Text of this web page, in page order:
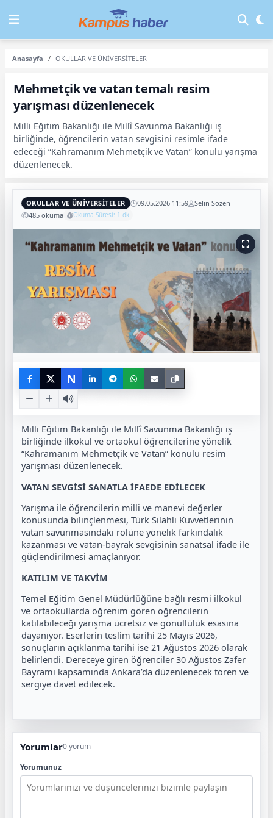
Anasayfa OKULLAR VE ÜNİVERSİTELER
Mehmetçik ve vatan temalı resim
yarışması düzenlenecek
Milli Eğitim Bakanlığı ile Millî Savunma Bakanlığı iş
birliğinde, öğrencilerin vatan sevgisini resimle ifade
edeceği “Kahramanım Mehmetçik ve Vatan” konulu yarışma
düzenlenecek.
OKULLAR VE ÜNİVERSİTELER 09.05.2026 11:59
Selin Sözen
485 okuma
Okuma Süresi: 1 dk
N
Milli Eğitim Bakanlığı ile Millî Savunma Bakanlığı iş
birliğinde ilkokul ve ortaokul öğrencilerine yönelik
“Kahramanım Mehmetçik ve Vatan” konulu resim
yarışması düzenlenecek.
VATAN SEVGİSİ SANATLA İFAEDE EDİLECEK
Yarışma ile öğrencilerin milli ve manevi değerler
konusunda bilinçlenmesi, Türk Silahlı Kuvvetlerinin
vatan savunmasındaki rolüne yönelik farkındalık
kazanması ve vatan-bayrak sevgisinin sanatsal ifade ile
güçlendirilmesi amaçlanıyor.
KATILIM VE TAKVİM
Temel Eğitim Genel Müdürlüğüne bağlı resmi ilkokul
ve ortaokullarda öğrenim gören öğrencilerin
katılabileceği yarışma ücretsiz ve gönüllülük esasına
dayanıyor. Eserlerin teslim tarihi 25 Mayıs 2026,
sonuçların açıklanma tarihi ise 21 Ağustos 2026 olarak
belirlendi. Dereceye giren öğrenciler 30 Ağustos Zafer
Bayramı kapsamında Ankara’da düzenlenecek tören ve
sergiye davet edilecek.
Yorumlar0 yorum
Yorumunuz